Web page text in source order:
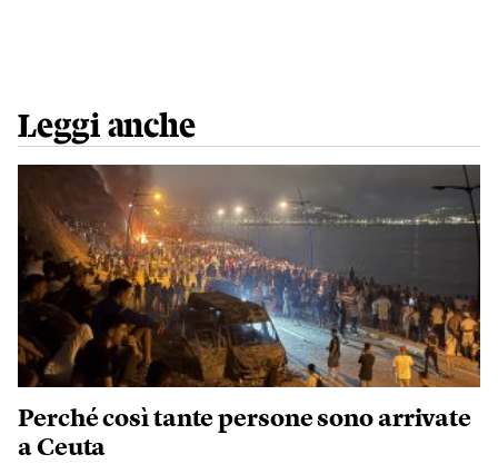
Leggi anche
Perché così tante persone sono arrivate
a Ceuta